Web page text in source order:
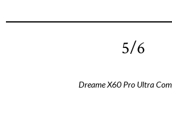
5/6
Dreame X60 Pro Ultra